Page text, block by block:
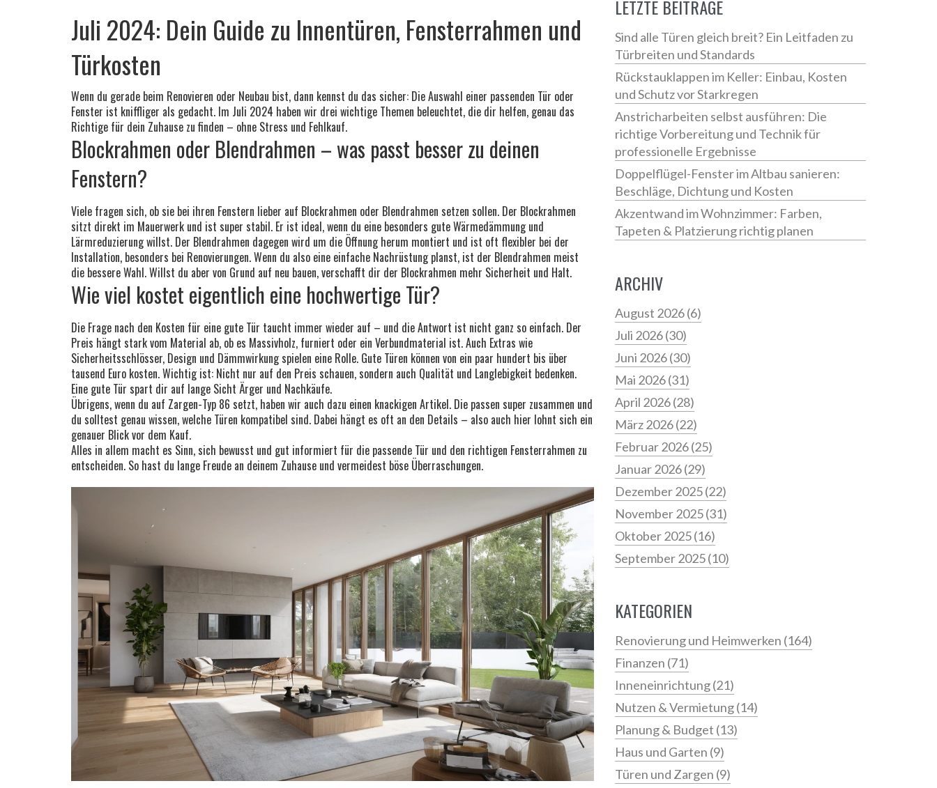
Juli 2024: Dein Guide zu Innentüren, Fensterrahmen und
Türkosten
Wenn du gerade beim Renovieren oder Neubau bist, dann kennst du das sicher: Die Auswahl einer passenden Tür oder
Fenster ist kniffliger als gedacht. Im Juli 2024 haben wir drei wichtige Themen beleuchtet, die dir helfen, genau das
Richtige für dein Zuhause zu finden – ohne Stress und Fehlkauf.
Blockrahmen oder Blendrahmen – was passt besser zu deinen
Fenstern?
Viele fragen sich, ob sie bei ihren Fenstern lieber auf Blockrahmen oder Blendrahmen setzen sollen. Der Blockrahmen
sitzt direkt im Mauerwerk und ist super stabil. Er ist ideal, wenn du eine besonders gute Wärmedämmung und
Lärmreduzierung willst. Der Blendrahmen dagegen wird um die Öffnung herum montiert und ist oft flexibler bei der
Installation, besonders bei Renovierungen. Wenn du also eine einfache Nachrüstung planst, ist der Blendrahmen meist
die bessere Wahl. Willst du aber von Grund auf neu bauen, verschafft dir der Blockrahmen mehr Sicherheit und Halt.
Wie viel kostet eigentlich eine hochwertige Tür?
Die Frage nach den Kosten für eine gute Tür taucht immer wieder auf – und die Antwort ist nicht ganz so einfach. Der
Preis hängt stark vom Material ab, ob es Massivholz, furniert oder ein Verbundmaterial ist. Auch Extras wie
Sicherheitsschlösser, Design und Dämmwirkung spielen eine Rolle. Gute Türen können von ein paar hundert bis über
tausend Euro kosten. Wichtig ist: Nicht nur auf den Preis schauen, sondern auch Qualität und Langlebigkeit bedenken.
Eine gute Tür spart dir auf lange Sicht Ärger und Nachkäufe.
Übrigens, wenn du auf Zargen-Typ 86 setzt, haben wir auch dazu einen knackigen Artikel. Die passen super zusammen und
du solltest genau wissen, welche Türen kompatibel sind. Dabei hängt es oft an den Details – also auch hier lohnt sich ein
genauer Blick vor dem Kauf.
Alles in allem macht es Sinn, sich bewusst und gut informiert für die passende Tür und den richtigen Fensterrahmen zu
entscheiden. So hast du lange Freude an deinem Zuhause und vermeidest böse Überraschungen.
LETZTE BEITRÄGE
Sind alle Türen gleich breit? Ein Leitfaden zu
Türbreiten und Standards
Rückstauklappen im Keller: Einbau, Kosten
und Schutz vor Starkregen
Anstricharbeiten selbst ausführen: Die
richtige Vorbereitung und Technik für
professionelle Ergebnisse
Doppelflügel-Fenster im Altbau sanieren:
Beschläge, Dichtung und Kosten
Akzentwand im Wohnzimmer: Farben,
Tapeten & Platzierung richtig planen
ARCHIV
August 2026(6)
Juli 2026(30)
Juni 2026(30)
Mai 2026(31)
April 2026(28)
März 2026(22)
Februar 2026(25)
Januar 2026(29)
Dezember 2025(22)
November 2025(31)
Oktober 2025(16)
September 2025(10)
KATEGORIEN
Renovierung und Heimwerken (164)
Finanzen (71)
Inneneinrichtung(21)
Nutzen & Vermietung(14)
Planung & Budget (13)
Haus und Garten (9)
Türen und Zargen (9)